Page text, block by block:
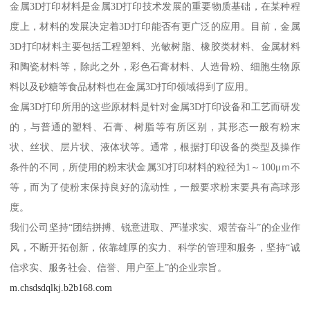
金属3D打印材料是金属3D打印技术发展的重要物质基础，在某种程
度上，材料的发展决定着3D打印能否有更广泛的应用。目前，金属
3D打印材料主要包括工程塑料、光敏树脂、橡胶类材料、金属材料
和陶瓷材料等，除此之外，彩色石膏材料、人造骨粉、细胞生物原
料以及砂糖等食品材料也在金属3D打印领域得到了应用。
金属3D打印所用的这些原材料是针对金属3D打印设备和工艺而研发
的，与普通的塑料、石膏、树脂等有所区别，其形态一般有粉末
状、丝状、层片状、液体状等。通常，根据打印设备的类型及操作
条件的不同，所使用的粉末状金属3D打印材料的粒径为1～100μｍ不
等，而为了使粉末保持良好的流动性，一般要求粉末要具有高球形
度。
我们公司坚持“团结拼搏、锐意进取、严谨求实、艰苦奋斗”的企业作
风，不断开拓创新，依靠雄厚的实力、科学的管理和服务，坚持“诚
信求实、服务社会、信誉、用户至上”的企业宗旨。
m.chsdsdqlkj.b2b168.com